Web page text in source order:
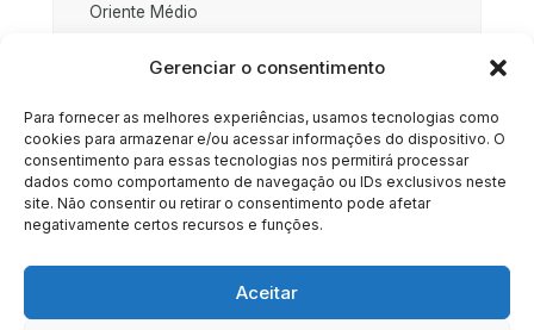
Gerenciar o consentimento
Para fornecer as melhores experiências, usamos tecnologias como
cookies para armazenar e/ou acessar informações do dispositivo. O
consentimento para essas tecnologias nos permitirá processar
dados como comportamento de navegação ou IDs exclusivos neste
site. Não consentir ou retirar o consentimento pode afetar
negativamente certos recursos e funções.
Aceitar
Oriente Médio
Rússia
Sociedade
Uncategorized